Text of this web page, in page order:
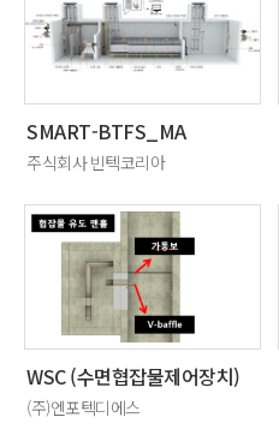
SMART-BTFS_MA
주식회사 빈텍코리아
WSC (수면협잡물제어장치)
(주)엔포텍디에스